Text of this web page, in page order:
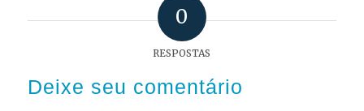
0
RESPOSTAS
Deixe seu comentário